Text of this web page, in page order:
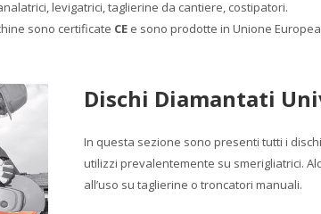
levigatrici, taglierine da cantiere, costipatori.
sono certificate CE e sono prodotte in Unione Europea
Dischi Diamantati
In questa sezione sono presenti tutti i
utilizzi prevalentemente su smerigliatrici.
all’uso su taglierine o troncatori manuali.